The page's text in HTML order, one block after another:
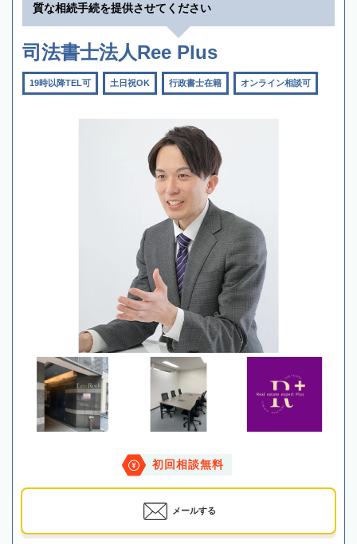
質な相続手続を提供させてください
司法書士法人Ree Plus
19時以降TEL可 土日祝OK 行政書士在籍 オンライン相談可
初回相談無料
メールする